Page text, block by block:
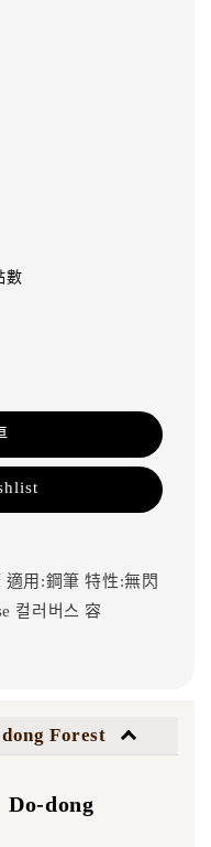
數
適用:鋼筆特性:無閃
컬러버스 容
Forest
Do-dong